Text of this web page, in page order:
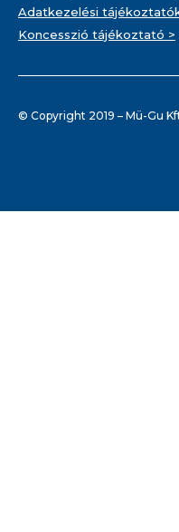
Adatkezelési
Koncesszió tájékoztató >
© Copyright 2019 – Mü-Gu